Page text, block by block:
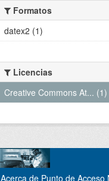
Formatos
datex2 (1)
Licencias
Creative Commons At... (1)
Acerca de Punto de Acceso